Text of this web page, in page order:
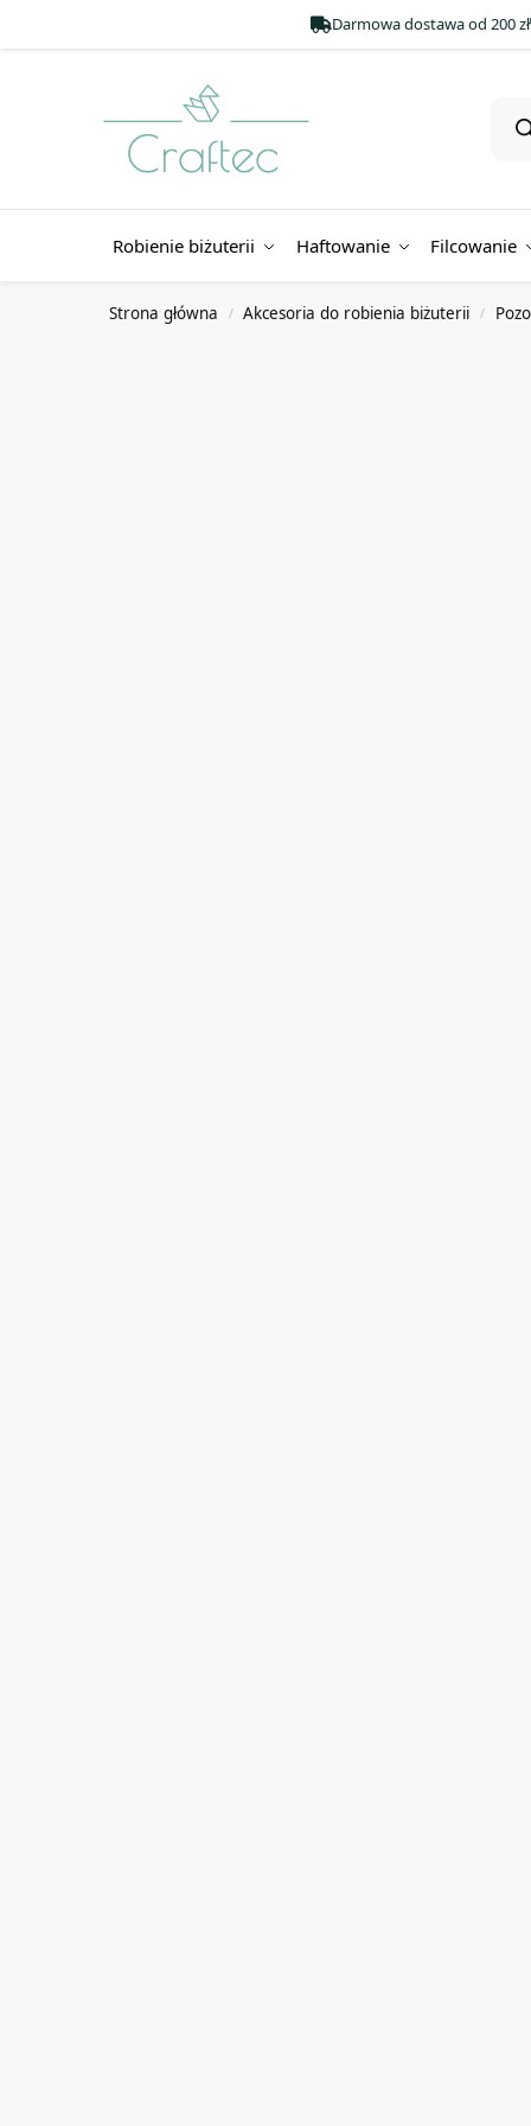
Darmowa dostawa od 200 zł
Robienie biżuterii Haftowanie Filcowanie
Strona główna / Akcesoria do robienia biżuterii /